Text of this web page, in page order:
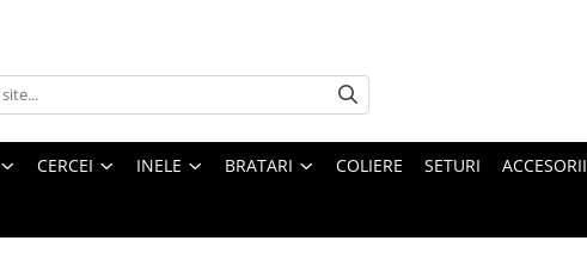
CERCEI INELE BRATARI COLIERE SETURI ACCESORII